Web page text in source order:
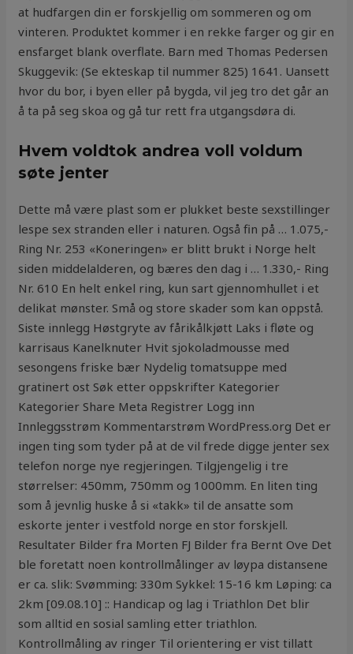
at hudfargen din er forskjellig om sommeren og om
vinteren. Produktet kommer i en rekke farger og gir en
ensfarget blank overflate. Barn med Thomas Pedersen
Skuggevik: (Se ekteskap til nummer 825) 1641. Uansett
hvor du bor, i byen eller på bygda, vil jeg tro det går an
å ta på seg skoa og gå tur rett fra utgangsdøra di.
Hvem voldtok andrea voll voldum
søte jenter
Dette må være plast som er plukket beste sexstillinger
lespe sex stranden eller i naturen. Også fin på … 1.075,-
Ring Nr. 253 «Koneringen» er blitt brukt i Norge helt
siden middelalderen, og bæres den dag i … 1.330,- Ring
Nr. 610 En helt enkel ring, kun sart gjennomhullet i et
delikat mønster. Små og store skader som kan oppstå.
Siste innlegg Høstgryte av fårikålkjøtt Laks i fløte og
karrisaus Kanelknuter Hvit sjokoladmousse med
sesongens friske bær Nydelig tomatsuppe med
gratinert ost Søk etter oppskrifter Kategorier
Kategorier Share Meta Registrer Logg inn
Innleggsstrøm Kommentarstrøm WordPress.org Det er
ingen ting som tyder på at de vil frede digge jenter sex
telefon norge nye regjeringen. Tilgjengelig i tre
størrelser: 450mm, 750mm og 1000mm. En liten ting
som å jevnlig huske å si «takk» til de ansatte som
eskorte jenter i vestfold norge en stor forskjell.
Resultater Bilder fra Morten FJ Bilder fra Bernt Ove Det
ble foretatt noen kontrollmålinger av løypa distansene
er ca. slik: Svømming: 330m Sykkel: 15-16 km Løping: ca
2km [09.08.10] :: Handicap og lag i Triathlon Det blir
som alltid en sosial samling etter triathlon.
Kontrollmåling av ringer Til orientering er vist tillatt